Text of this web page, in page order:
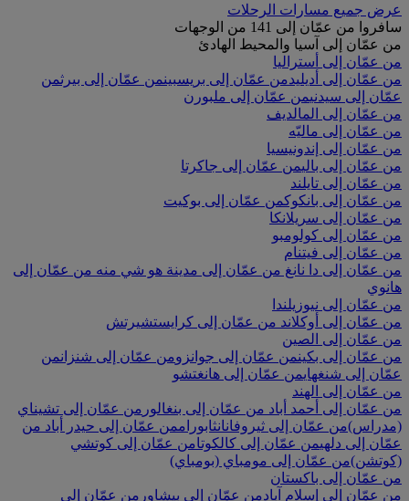
عرض جميع مسارات الرحلات
سافروا من عمّان إلى 141 من الوجهات
من عمّان إلى آسيا والمحيط الهادئ
من عمّان إلى أستراليا
من عمّان إلى أديليدمن عمّان إلى بريسبينمن عمّان إلى بيرثمن
عمّان إلى سيدنيمن عمّان إلى ملبورن
من عمّان إلى المالديف
من عمّان إلى ماليّه
من عمّان إلى إندونيسيا
من عمّان إلى باليمن عمّان إلى جاكرتا
من عمّان إلى تايلند
من عمّان إلى بانكوكمن عمّان إلى بوكيت
من عمّان إلى سريلانكا
من عمّان إلى كولومبو
من عمّان إلى فيتنام
من عمّان إلى دا نانغ من عمّان إلى مدينة هو شي منه من عمّان إلى
هانوي
من عمّان إلى نيوزيلندا
من عمّان إلى أوكلاند من عمّان إلى كرايستشيرتش
من عمّان إلى الصين
من عمّان إلى بكينمن عمّان إلى جوانزومن عمّان إلى شنزانمن
عمّان إلى شنغهايمن عمّان إلى هانغتشو
من عمّان إلى الهند
من عمّان إلى أحمد أباد من عمّان إلى بنغالور من عمّان إلى تشيناي
(مدراس)من عمّان إلى ثيروفانانثابوراممن عمّان إلى حيدر أباد من
عمّان إلى دلهيمن عمّان إلى كالكوتامن عمّان إلى كوتشي
(كوتشن)من عمّان إلى مومباي (بومباي)
من عمّان إلى باكستان
من عمّان إلى إسلام آبادمن عمّان إلى بيشاور من عمّان إلى